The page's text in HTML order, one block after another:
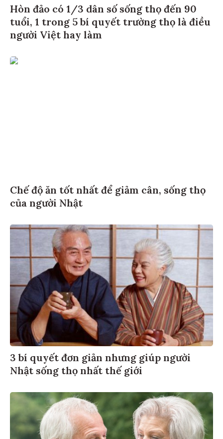
Hòn đảo có 1/3 dân số sống thọ đến 90
tuổi, 1 trong 5 bí quyết trường thọ là điều
người Việt hay làm
Chế độ ăn tốt nhất để giảm cân, sống thọ
của người Nhật
3 bí quyết đơn giản nhưng giúp người
Nhật sống thọ nhất thế giới